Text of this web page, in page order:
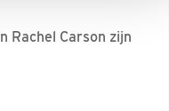
Rachel Carson zijn